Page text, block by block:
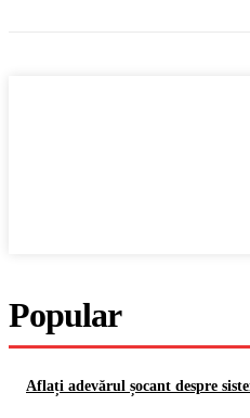
Popular
Aflați adevărul șocant despre